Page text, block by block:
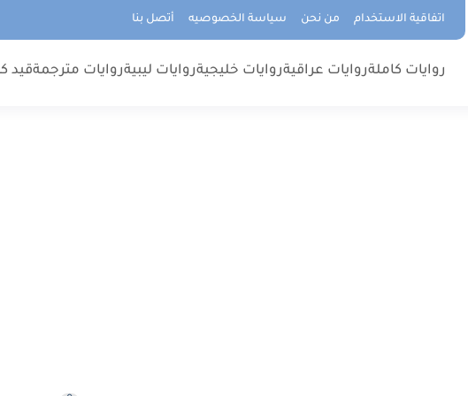
اتفاقية الاستخدام من نحن سياسة الخصوصيه أتصل بنا
روايات كاملةروايات عراقيةروايات خليجيةروايات ليبيةروايات مترجمةقيد